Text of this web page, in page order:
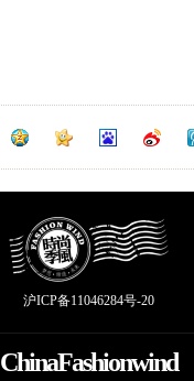
沪ICP备11046284号-20
ChinaFashionwind